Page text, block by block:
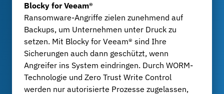
Blocky for Veeam®
Ransomware-Angriffe zielen zunehmend auf
Backups, um Unternehmen unter Druck zu
setzen. Mit Blocky for Veeam® sind Ihre
Sicherungen auch dann geschützt, wenn
Angreifer ins System eindringen. Durch WORM-
Technologie und Zero Trust Write Control
werden nur autorisierte Prozesse zugelassen,
FileLock
Unternehmen sind zur Einhaltung gesetzlicher
und regulatorischer Vorgaben wie DSGVO, GoBD
oder branchenspezifischer Compliance-
Richtlinien verpflichtet. FileLock garantiert eine
revisionssichere Archivierung auf Basis von
WORM-Technologie und erfüllt nationale wie
XtreemStore
Datenintensive Anwendungen, Backups und
Analysen erzeugen enorme Datenmengen, die
oft über viele Jahre aufbewahrt werden müssen.
Mit XtreemStore lassen sich diese Daten
langfristig und kostengünstig auf Tape mit
S3/Glacier-Schnittstelle speichern. Die Lösung